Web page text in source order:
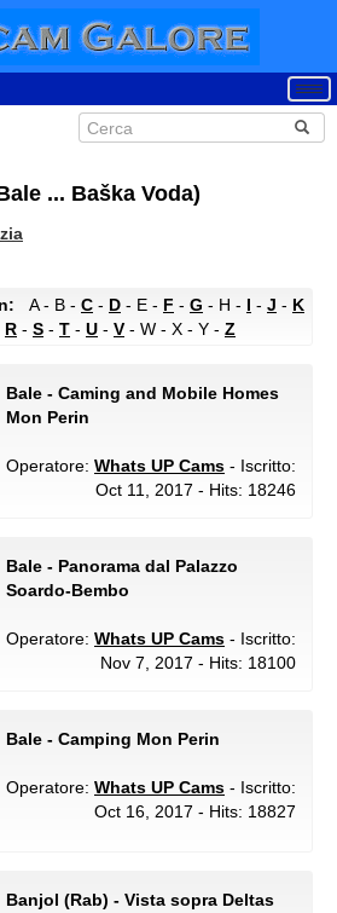
... Baška Voda)
A - B - C - D - E - F - G - H - I - J - K
R - S - T - U - V- W - X - Y - Z
Bale - Caming and Mobile Homes
Mon Perin
Operatore: Whats UP Cams - Iscritto:
Oct 11, 2017 - Hits: 18246
Bale - Panorama dal Palazzo
Soardo-Bembo
Operatore: Whats UP Cams - Iscritto:
Nov 7, 2017 - Hits: 18100
Bale - Camping Mon Perin
Operatore: Whats UP Cams - Iscritto:
Oct 16, 2017 - Hits: 18827
Banjol (Rab) - Vista sopra Deltas